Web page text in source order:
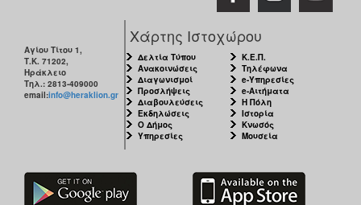
Αγίου Τίτου 1,
Τ.Κ. 71202,
Ηράκλειο
Τηλ.: 2813-409000
email:info@heraklion.gr
Χάρτης Ιστοχώρου
Δελτία Τύπου
Ανακοινώσεις
Διαγωνισμοί
Προσλήψεις
Διαβουλεύσεις
Εκδηλώσεις
Ο Δήμος
Υπηρεσίες
Κ.Ε.Π.
Τηλέφωνα
e-Υπηρεσίες
e-Αιτήματα
Η Πόλη
Ιστορία
Κνωσός
Μουσεία